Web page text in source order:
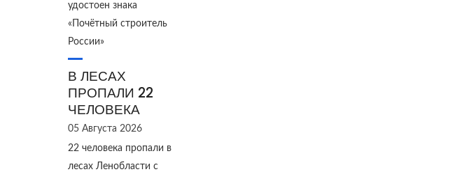
удостоен знака
«Почётный строитель
России»
В ЛЕСАХ
ПРОПАЛИ 22
ЧЕЛОВЕКА
05 Августа 2026
22 человека пропали в
лесах Ленобласти с